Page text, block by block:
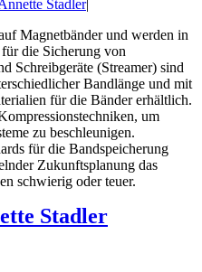
Stadler|
Magnetbänder und werden in
die Sicherung von
Schreibgeräte (Streamer) sind
Bandlänge und mit
für die Bänder erhältlich.
um
zu beschleunigen.
für die Bandspeicherung
Zukunftsplanung das
schwierig oder teuer.
Stadler